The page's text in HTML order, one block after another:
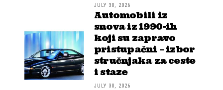
JULY 30, 2026
Automobili iz
snova iz 1990-ih
koji su zapravo
pristupačni – izbor
stručnjaka za ceste
i staze
JULY 30, 2026